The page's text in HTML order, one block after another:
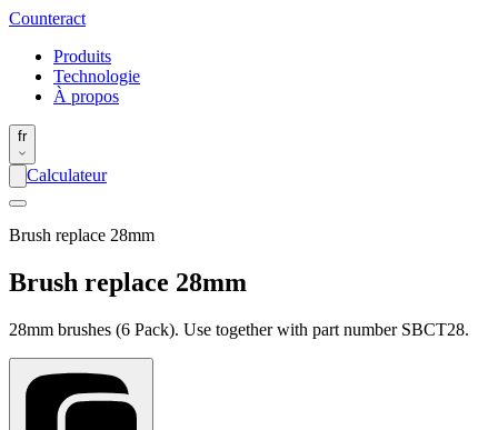
Counteract
Produits
Technologie
À propos
fr
Calculateur
Brush replace 28mm
Brush replace 28mm
28mm brushes (6 Pack). Use together with part number SBCT28.